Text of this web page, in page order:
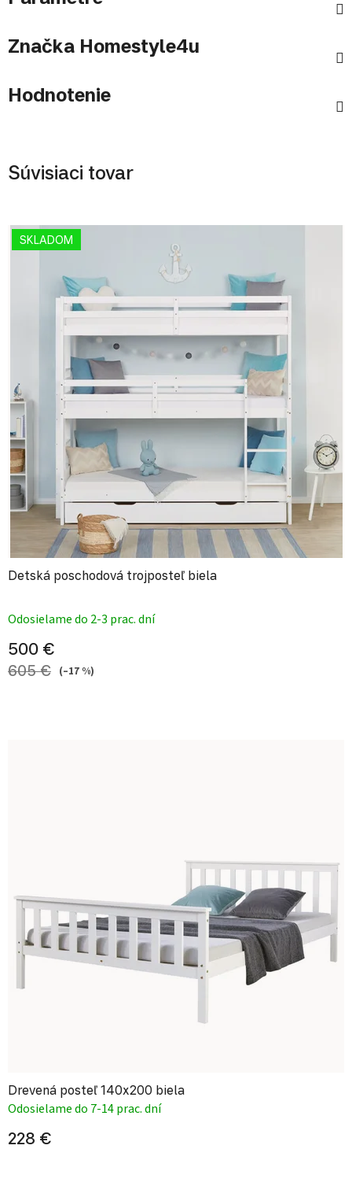
Značka Homestyle4u
Hodnotenie
Súvisiaci tovar
SKLADOM
Detská poschodová trojposteľ biela
Odosielame do 2-3 prac. dní
500 €
605 € (–17 %)
Drevená posteľ 140x200 biela
Odosielame do 7-14 prac. dní
228 €